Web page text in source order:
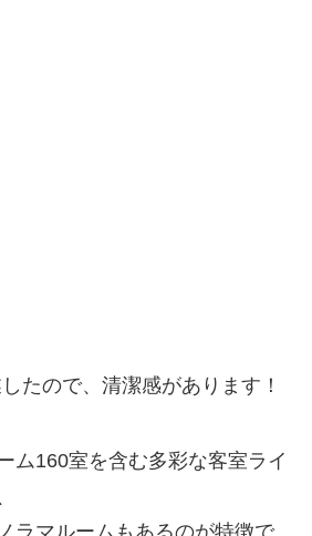
たので、清潔感があります！
ム160室を含む多彩な客室ライ
ラマルームもあるのが特徴で